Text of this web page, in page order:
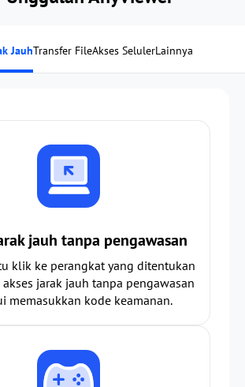
JauhTransfer FileAkses SelulerLainnya
jauh tanpa pengawasan
klik ke perangkat yang ditentukan
akses jarak jauh tanpa pengawasan
memasukkan kode keamanan.